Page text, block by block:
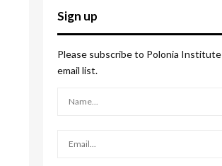
c
h
f
o
r
Sign up
Please subscribe to Polonia Institute
email list.